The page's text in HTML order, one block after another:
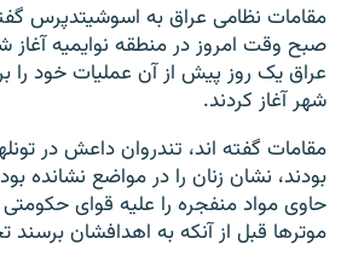
همۀ سایت‌های رادیو آزادی/ رادیو
مقامات نظامی عراق به اسوشیتدپرس
صبح وقت امروز در منطقه نوایمیه آغاز
عراق یک روز پیش از آن عملیات خود را
شهر آغاز کردند.
مقامات گفته اند، تندروان داعش در
بودند، نشان زنان را در مواضع نشانده
حاوی مواد منفجره را علیه قوای
موترها قبل از آنکه به اهدافشان